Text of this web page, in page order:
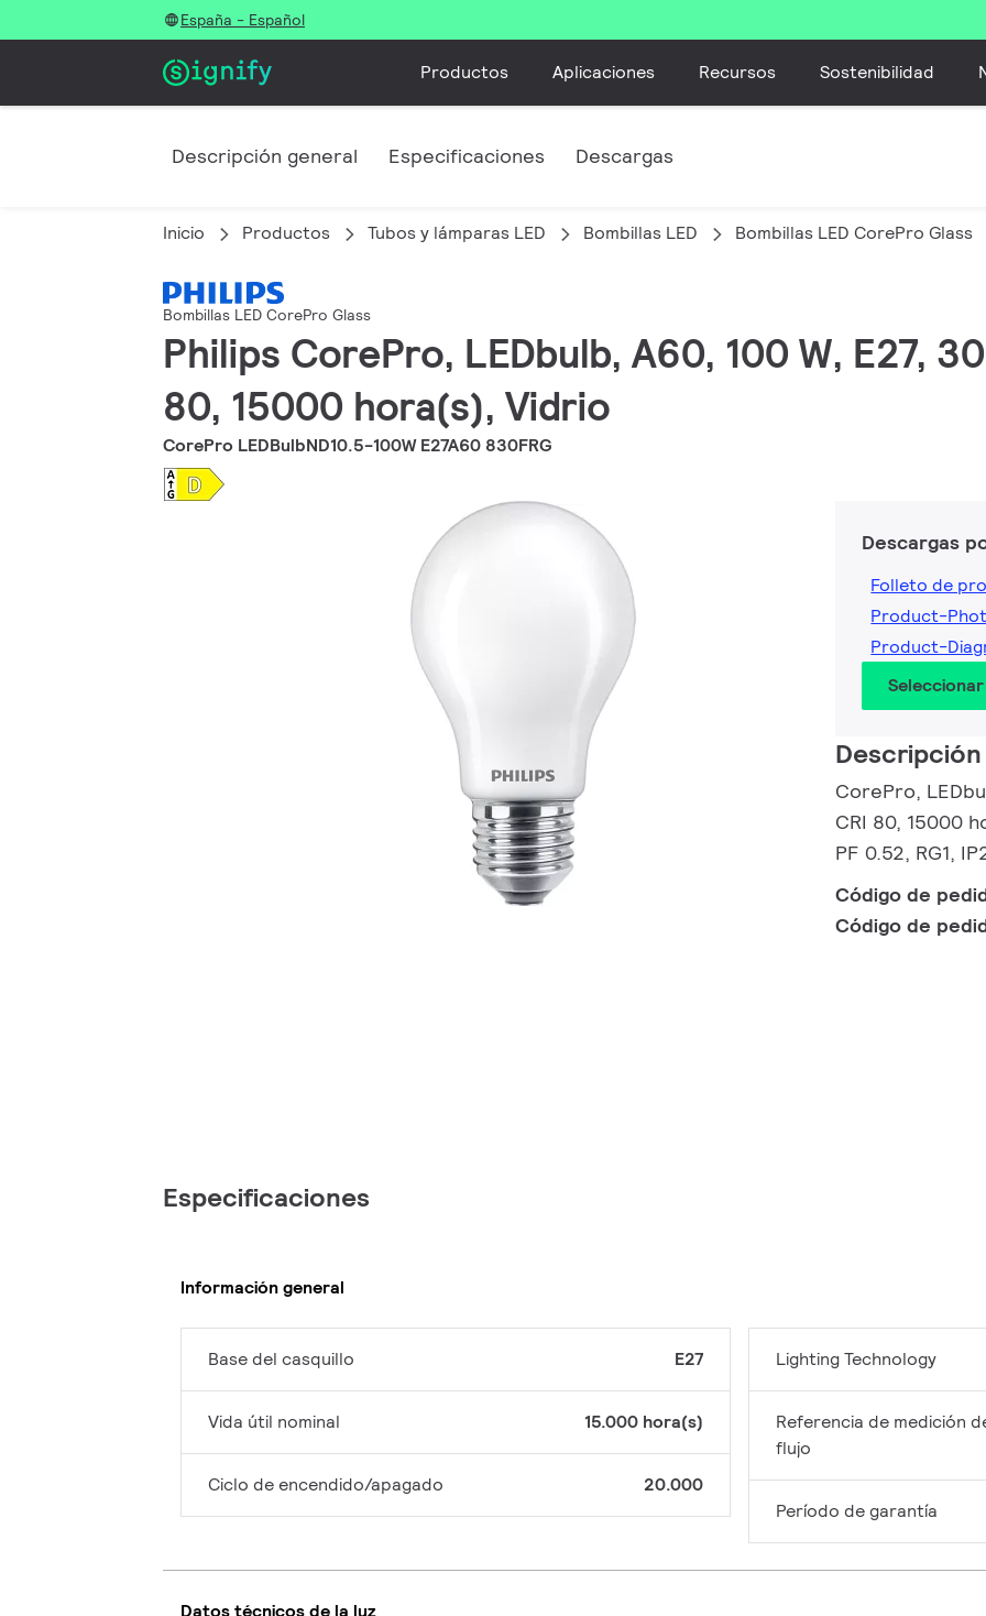
España - Español
Productos Aplicaciones Recursos Sostenibilidad
Descripción general Especificaciones Descargas
Inicio Productos Tubos y lámparas LED Bombillas LED Bombillas LED CorePro Glass
Bombillas LED CorePro Glass
Philips CorePro, LEDbulb, A60, 100 W, E27,
80, 15000 hora(s), Vidrio
CorePro LEDBulbND10.5-100W E27A60 830FRG
Descargas
Folleto de
Product-
Product-
CorePro,
CRI 80, 15000
PF 0.52, RG1,
Código de
Código de
Especificaciones
Información general
Base del casquillo E27
Vida útil nominal 15.000 hora(s)
Ciclo de encendido/apagado 20.000
Lighting Technology
Referencia de medición
flujo
Período de garantía
Datos técnicos de la luz